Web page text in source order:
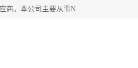
湖州恩斯凯工业技术有限公司位于湖州长兴，公司作为机械零部件以及多个品牌工业零配件专业集成供应商。本公司主要从事NSK进口轴承、SKF进口轴承、FAG进口轴承、NTN进口轴承、国产轴承：ZWZ、HRB、C&U轴承外球面轴承、导轨、丝杠、滑块、 润滑油、工业皮带及其他工业零部件的销售.